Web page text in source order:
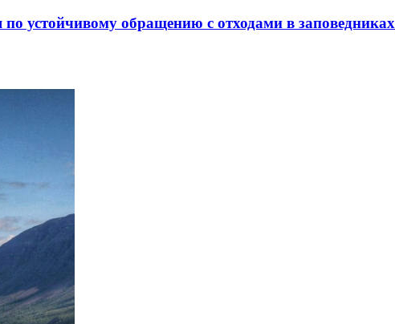
устойчивому обращению с отходами в заповедниках